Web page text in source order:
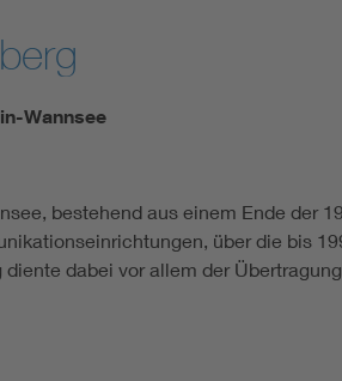
Wannsee
bestehend aus einem Ende der
über die bis
dabei vor allem der